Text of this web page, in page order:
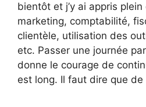
bientôt et j’y ai appris
marketing, comptabilité,
clientèle, utilisation des
etc. Passer une journée
donne le courage de
est long. Il faut dire que